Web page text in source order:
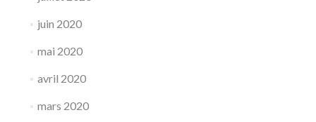
juin 2020
mai 2020
avril 2020
mars 2020